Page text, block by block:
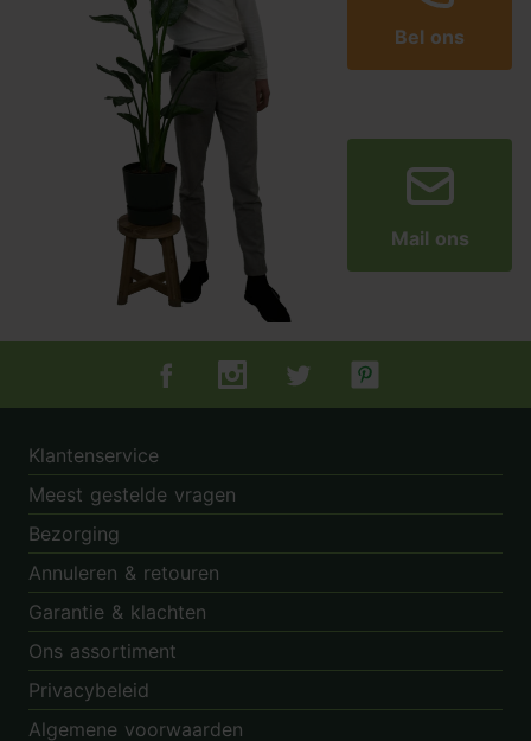
Bel ons
Mail ons
Tuincentrum.nl op Facebook
Tuincentrum.nl op Instagram
Tuincentrum.nl op Twitter
Tuincentrum.nl op
Klantenservice
Meest gestelde vragen
Bezorging
Annuleren & retouren
Garantie & klachten
Ons assortiment
Privacybeleid
Algemene voorwaarden